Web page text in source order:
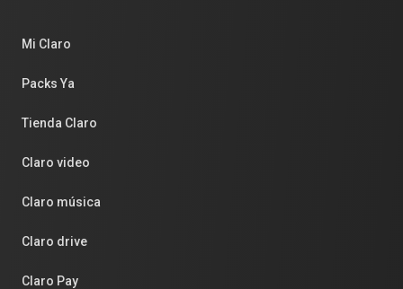
Mi Claro
Packs Ya
Tienda Claro
Claro video
Claro música
Claro drive
Claro Pay